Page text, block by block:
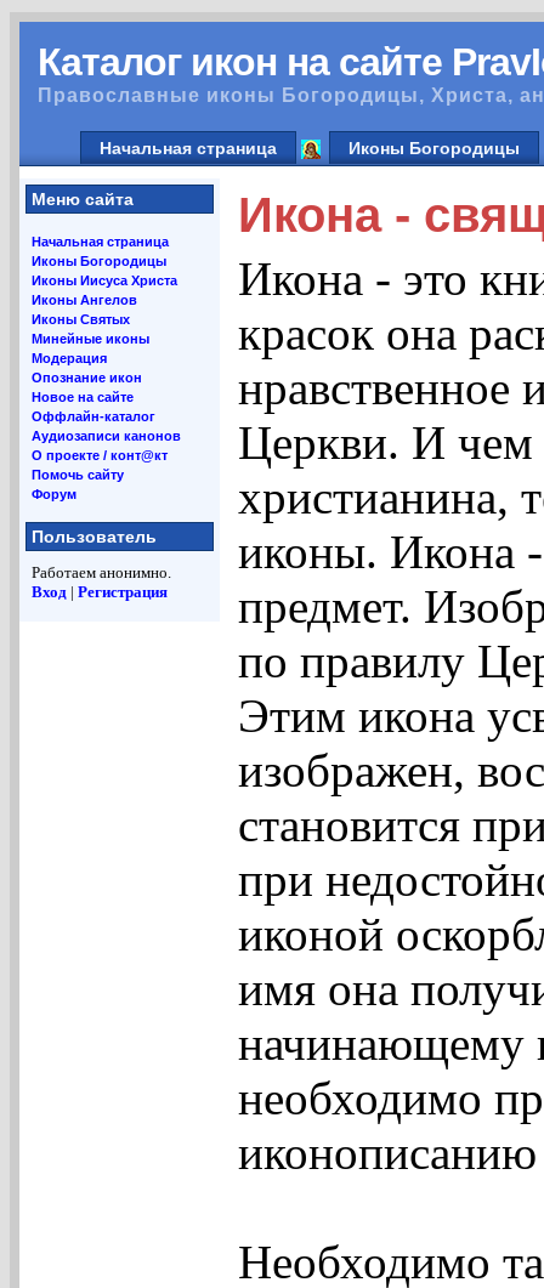
Каталог икон на сайте
Православные иконы Богородицы, Христа,
Начальная страница Иконы Богородицы
Меню сайта
Начальная страница
Иконы Богородицы
Иконы Иисуса Христа
Иконы Ангелов
Иконы Святых
Минейные иконы
Модерация
Опознание икон
Новое на сайте
Оффлайн-каталог
Аудиозаписи канонов
О проекте / конт@кт
Помочь сайту
Форум
Пользователь
Работаем анонимно.
Вход | Регистрация
Икона -
Икона - это
красок она
нравственное
Церкви. И
христианина,
иконы. Икона
предмет.
по правилу
Этим икона
изображен,
становится
при
иконой
имя она
начинающему
необходимо
иконописанию
Необходимо